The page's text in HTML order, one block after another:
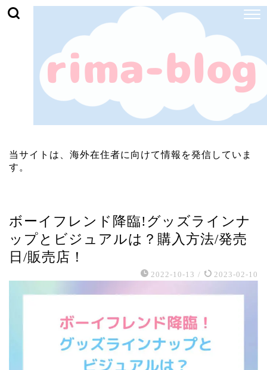
当サイトは、海外在住者に向けて情報を発信していま
す。
ボーイフレンド降臨!グッズラインナ
ップとビジュアルは？購入方法/発売
日/販売店！
2022-10-13 / 2023-02-10